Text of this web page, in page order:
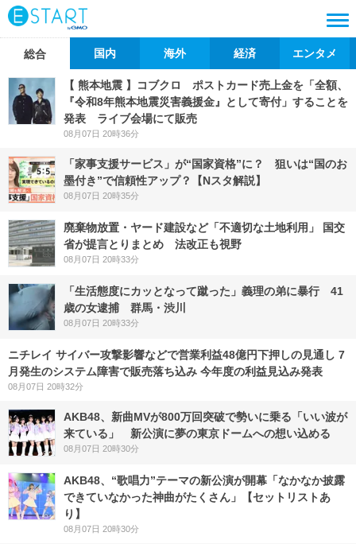
総合 国内 海外 経済 エンタメ
【 熊本地震 】コブクロ ポストカード売上金を「全額、
『令和8年熊本地震災害義援金』として寄付」することを
発表 ライブ会場にて販売
08月07日 20時36分
「家事支援サービス」が“国家資格”に？ 狙いは“国のお
墨付き”で信頼性アップ？【Nスタ解説】
08月07日 20時35分
廃棄物放置・ヤード建設など「不適切な土地利用」 国交
省が提言とりまとめ 法改正も視野
08月07日 20時33分
「生活態度にカッとなって蹴った」義理の弟に暴行 41
歳の女逮捕 群馬・渋川
08月07日 20時33分
ニチレイ サイバー攻撃影響などで営業利益48億円下押しの見通し 7
月発生のシステム障害で販売落ち込み 今年度の利益見込み発表
08月07日 20時32分
AKB48、新曲MVが800万回突破で勢いに乗る「いい波が
来ている」 新公演に夢の東京ドームへの想い込める
08月07日 20時30分
AKB48、“歌唱力”テーマの新公演が開幕「なかなか披露
できていなかった神曲がたくさん」【セットリストあ
り】
08月07日 20時30分